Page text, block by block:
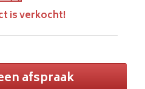
is verkocht!
afspraak